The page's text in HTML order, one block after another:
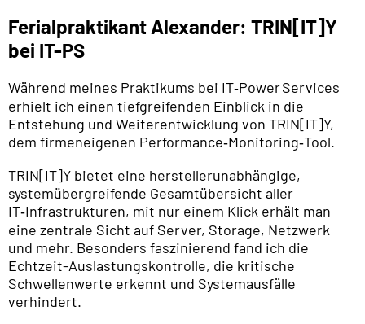
Ferialpraktikant Alexander: TRIN[IT]Y
bei IT-PS
Während meines Praktikums bei IT‑Power Services
erhielt ich einen tiefgreifenden Einblick in die
Entstehung und Weiterentwicklung von TRIN[IT]Y,
dem firmeneigenen Performance‑Monitoring‑Tool.
TRIN[IT]Y bietet eine herstellerunabhängige,
systemübergreifende Gesamtübersicht aller
IT‑Infrastrukturen, mit nur einem Klick erhält man
eine zentrale Sicht auf Server, Storage, Netzwerk
und mehr. Besonders faszinierend fand ich die
Echtzeit-Auslastungskontrolle, die kritische
Schwellenwerte erkennt und Systemausfälle
verhindert.